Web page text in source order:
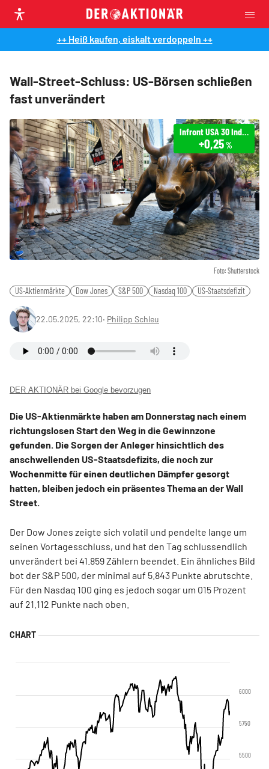
++ Heiß kaufen, eiskalt verdoppeln ++
Wall-Street-Schluss: US-Börsen schließen
fast unverändert
Foto: Shutterstock
Infront USA 30 Industrial
+0,25 %
US-Aktienmärkte Dow Jones S&P 500 Nasdaq 100 US-Staatsdefizit
22.05.2025, 22:10‧ Philipp Schleu
DER AKTIONÄR bei Google bevorzugen
Die US-Aktienmärkte haben am Donnerstag nach einem
richtungslosen Start den Weg in die Gewinnzone
gefunden. Die Sorgen der Anleger hinsichtlich des
anschwellenden US-Staatsdefizits, die noch zur
Wochenmitte für einen deutlichen Dämpfer gesorgt
hatten, bleiben jedoch ein präsentes Thema an der Wall
Street.
Der Dow Jones zeigte sich volatil und pendelte lange um
seinen Vortagesschluss, und hat den Tag schlussendlich
unverändert bei 41.859 Zählern beendet. Ein ähnliches Bild
bot der S&P 500, der minimal auf 5.843 Punkte abrutschte.
Für den Nasdaq 100 ging es jedoch sogar um 015 Prozent
auf 21.112 Punkte nach oben.
5500
5750
6000